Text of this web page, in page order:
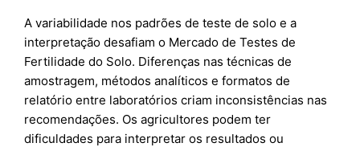
A variabilidade nos padrões de teste de solo e a
interpretação desafiam o Mercado de Testes de
Fertilidade do Solo. Diferenças nas técnicas de
amostragem, métodos analíticos e formatos de
relatório entre laboratórios criam inconsistências nas
recomendações. Os agricultores podem ter
dificuldades para interpretar os resultados ou